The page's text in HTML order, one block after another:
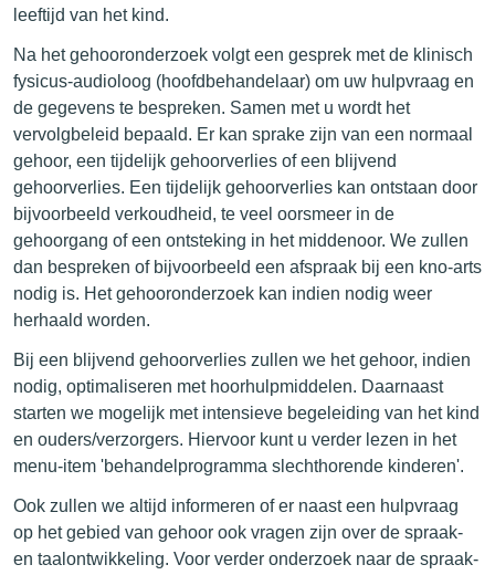
leeftijd van het kind.
Na het gehooronderzoek volgt een gesprek met de klinisch
fysicus-audioloog (hoofdbehandelaar) om uw hulpvraag en
de gegevens te bespreken. Samen met u wordt het
vervolgbeleid bepaald. Er kan sprake zijn van een normaal
gehoor, een tijdelijk gehoorverlies of een blijvend
gehoorverlies. Een tijdelijk gehoorverlies kan ontstaan door
bijvoorbeeld verkoudheid, te veel oorsmeer in de
gehoorgang of een ontsteking in het middenoor. We zullen
dan bespreken of bijvoorbeeld een afspraak bij een kno-arts
nodig is. Het gehooronderzoek kan indien nodig weer
herhaald worden.
Bij een blijvend gehoorverlies zullen we het gehoor, indien
nodig, optimaliseren met hoorhulpmiddelen. Daarnaast
starten we mogelijk met intensieve begeleiding van het kind
en ouders/verzorgers. Hiervoor kunt u verder lezen in het
menu-item 'behandelprogramma slechthorende kinderen'.
Ook zullen we altijd informeren of er naast een hulpvraag
op het gebied van gehoor ook vragen zijn over de spraak-
en taalontwikkeling. Voor verder onderzoek naar de spraak-